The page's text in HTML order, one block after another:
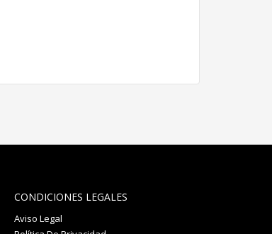
CONDICIONES LEGALES
Aviso Legal